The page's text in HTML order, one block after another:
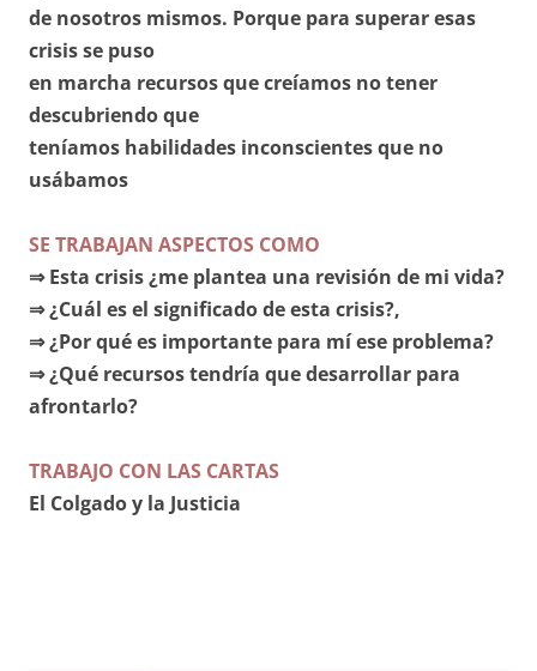
de nosotros mismos. Porque para superar esas
crisis se puso
en marcha recursos que creíamos no tener
descubriendo que
teníamos habilidades inconscientes que no
usábamos
SE TRABAJAN ASPECTOS COMO
⇒ Esta crisis ¿me plantea una revisión de mi vida?
⇒ ¿Cuál es el significado de esta crisis?,
⇒ ¿Por qué es importante para mí ese problema?
⇒ ¿Qué recursos tendría que desarrollar para
afrontarlo?
TRABAJO CON LAS CARTAS
El Colgado y la Justicia